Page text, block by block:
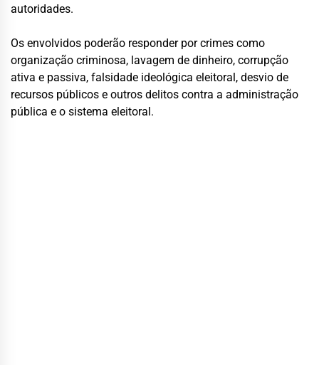
autoridades.
Os envolvidos poderão responder por crimes como
organização criminosa, lavagem de dinheiro, corrupção
ativa e passiva, falsidade ideológica eleitoral, desvio de
recursos públicos e outros delitos contra a administração
pública e o sistema eleitoral.